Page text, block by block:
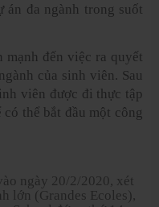
án đa ngành trong suốt
mạnh đến việc ra quyết
của sinh viên. Sau
viên được đi thực tập
thể bắt đầu một công
ngày 20/2/2020, xét
lớn (Grandes Ecoles),